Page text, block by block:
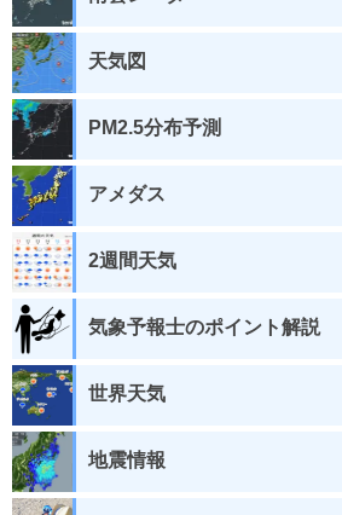
天気図
PM2.5分布予測
アメダス
2週間天気
気象予報士のポイント解説
世界天気
地震情報